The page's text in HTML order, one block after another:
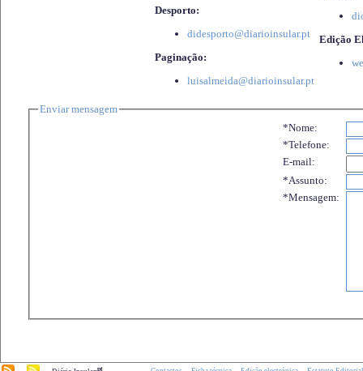
Desporto:
didesporto@diarioinsular.pt
Paginação:
luisalmeida@diarioinsular.pt
Edição
Enviar mensagem
*Nome:
*Telefone:
E-mail:
*Assunto:
*Mensagem:
.pt